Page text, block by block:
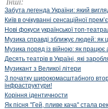
Інші:
Забута легенда України: який
Київ в очікуванні сенсаційної
Нові фокуси української топ-
Музика справді зближує людей: як
Музика поряд із війною: як працює
Десять театрів в Україні, які
Музикант з Великої літери
З початку широкомасштабного
інфраструктури!
Коріння ідентичности
Як пісня "Гей, пливе кача" стала